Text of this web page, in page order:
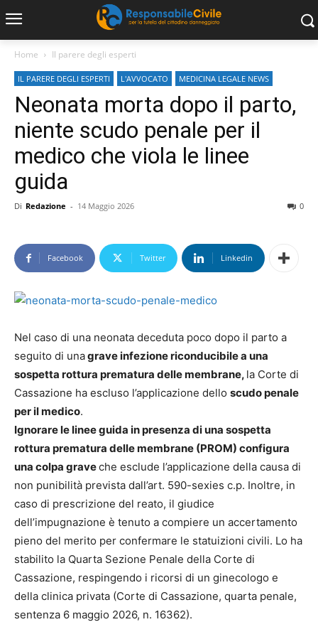
Home Il parere degli esperti
IL PARERE DEGLI ESPERTI L'AVVOCATO MEDICINA LEGALE NEWS
Neonata morta dopo il parto,
niente scudo penale per il
medico che viola le linee
guida
Di Redazione - 14 Maggio 2026 0
Facebook Twitter Linkedin
Nel caso di una neonata deceduta poco dopo il parto a
seguito di unagrave infezione riconducibile a una
sospetta rottura prematura delle membrane, la Corte di
Cassazione ha escluso l’applicazione dello scudo penale
per il medico.
Ignorare le linee guida in presenza di una sospetta
rottura prematura delle membrane (PROM) configura
una colpa graveche esclude l’applicazione della causa di
non punibilità prevista dall’art. 590-sexies c.p. Inoltre, in
caso di prescrizione del reato, il giudice
dell’impugnazione è tenuto a compiere un accertamento
pieno del merito per confermare le statuizioni civili. Lo ha
stabilito la Quarta Sezione Penale della Corte di
Cassazione, respingendo i ricorsi di un ginecologo e
della clinica privata (Corte di Cassazione, quarta penale,
sentenza 6 maggio 2026, n. 16362).